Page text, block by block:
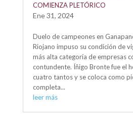
COMIENZA PLETÓRICO
Ene 31, 2024
Duelo de campeones en
Riojano impuso su condición de
más alta categoría de empresas
contundente. Íñigo Bronte fue el
cuatro tantos y se coloca como
completa...
leer más